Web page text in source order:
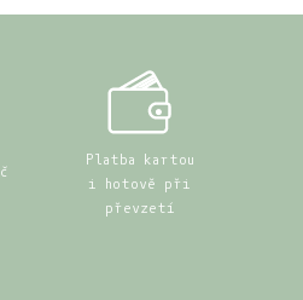
Platba kartou
i hotově při
převzetí